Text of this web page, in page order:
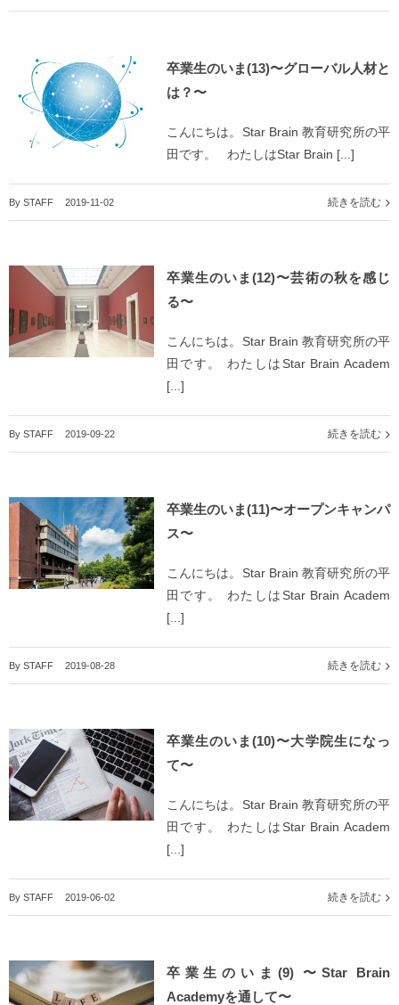
卒業生のいま(13)〜グローバル人材と
は？〜
こんにちは。Star Brain 教育研究所の平
田です。 わたしはStar Brain [...]
By STAFF 2019-11-02 続きを読む
卒業生のいま(12)〜芸術の秋を感じ
る〜
こんにちは。Star Brain 教育研究所の平
田です。 わたしはStar Brain Academ
[...]
By STAFF 2019-09-22 続きを読む
卒業生のいま(11)〜オープンキャンパ
ス〜
こんにちは。Star Brain 教育研究所の平
田です。 わたしはStar Brain Academ
[...]
By STAFF 2019-08-28 続きを読む
卒業生のいま(10)〜大学院生になっ
て〜
こんにちは。Star Brain 教育研究所の平
田です。 わたしはStar Brain Academ
[...]
By STAFF 2019-06-02 続きを読む
卒業生のいま(9) 〜Star Brain
Academyを通して〜